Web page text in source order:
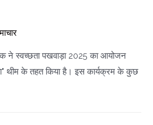
ने स्वच्छता पखवाड़ा 2025 का आयोजन
थीम के तहत किया है। इस कार्यक्रम के कुछ